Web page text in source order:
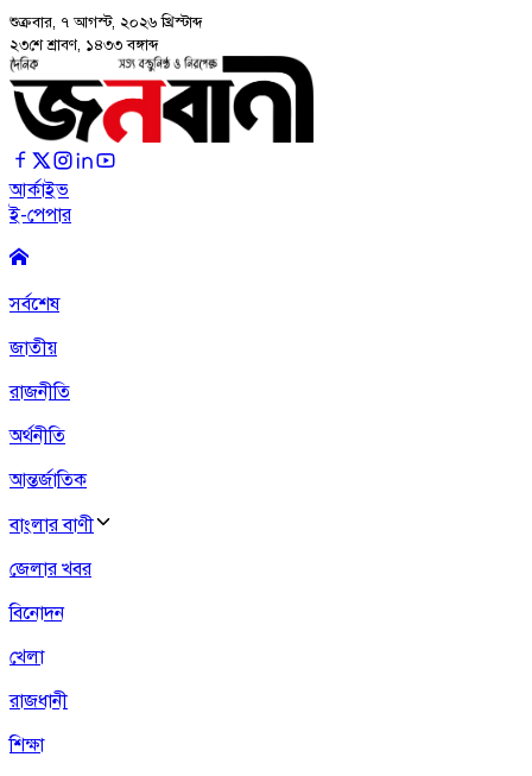
শুক্রবার, ৭ আগস্ট, ২০২৬ খ্রিস্টাব্দ
২৩শে শ্রাবণ, ১৪৩৩ বঙ্গাব্দ
আর্কাইভ
ই-পেপার
সর্বশেষ
জাতীয়
রাজনীতি
অর্থনীতি
আন্তর্জাতিক
বাংলার বাণী
জেলার খবর
বিনোদন
খেলা
রাজধানী
শিক্ষা